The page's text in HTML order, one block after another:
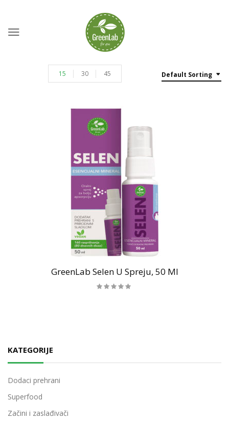
KATEGORIJE
Dodaci prehrani
Superfood
Začini i zaslađivači
Default Sorting
15 30 45
GreenLab Selen U Spreju, 50 Ml